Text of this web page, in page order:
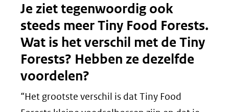
Je ziet tegenwoordig ook
steeds meer Tiny Food Forests.
Wat is het verschil met de Tiny
Forests? Hebben ze dezelfde
voordelen?
“Het grootste verschil is dat Tiny Food